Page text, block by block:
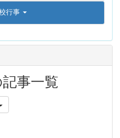
行事
事一覧